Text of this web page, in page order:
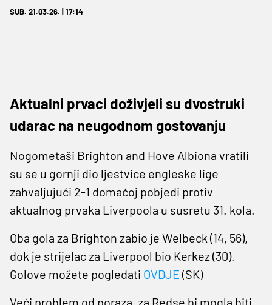
SUB. 21.03.26. | 17:14
Aktualni prvaci doživjeli su dvostruki
udarac na neugodnom gostovanju
Nogometaši Brighton and Hove Albiona vratili
su se u gornji dio ljestvice engleske lige
zahvaljujući 2-1 domaćoj pobjedi protiv
aktualnog prvaka Liverpoola u susretu 31. kola.
Oba gola za Brighton zabio je Welbeck (14, 56),
dok je strijelac za Liverpool bio Kerkez (30).
Golove možete pogledati OVDJE (SK)
Veći problem od poraza, za Redse bi mogla biti